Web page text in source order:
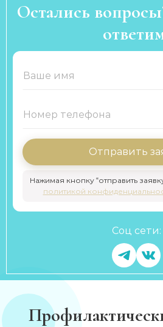
Остались
Отправить
Нажимая кнопку “отправить
политикой
Соц сети: